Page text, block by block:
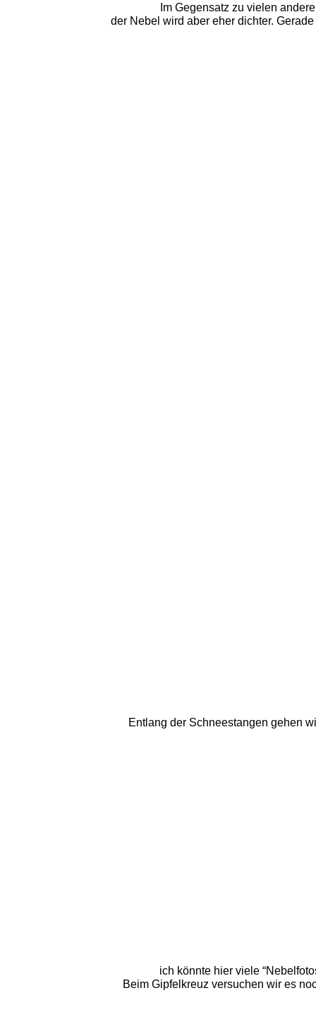
Im Gegensatz zu vielen
der Nebel wird aber eher dichter.
Entlang der Schneestangen gehen
ich könnte hier viele
Beim Gipfelkreuz versuchen wir es